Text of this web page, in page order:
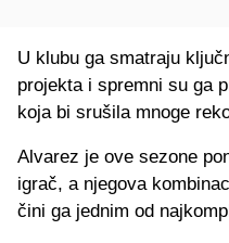
U klubu ga smatraju
projekta i spremni su ga
koja bi srušila mnoge
Alvarez je ove sezone
igrač, a njegova
čini ga jednim od